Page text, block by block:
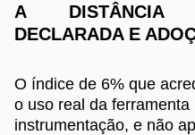
A DISTÂNCIA
DECLARADA E
O índice de 6% que
o uso real da
instrumentação, e não